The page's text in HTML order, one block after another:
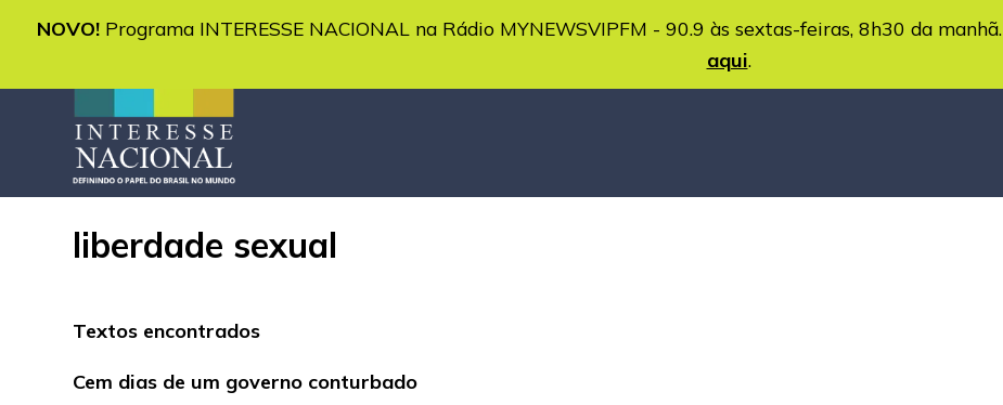
NOVO! Programa INTERESSE NACIONAL na Rádio MYNEWSVIPFM - 90.9 às sextas-feiras, 8h30 da manhã.
aqui.
liberdade sexual
Textos encontrados
Cem dias de um governo conturbado